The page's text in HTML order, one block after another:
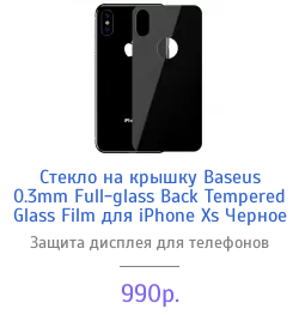
Стекло на крышку Baseus
0.3mm Full-glass Back Tempered
Glass Film для iPhone Xs Черное
Защита дисплея для телефонов
990р.